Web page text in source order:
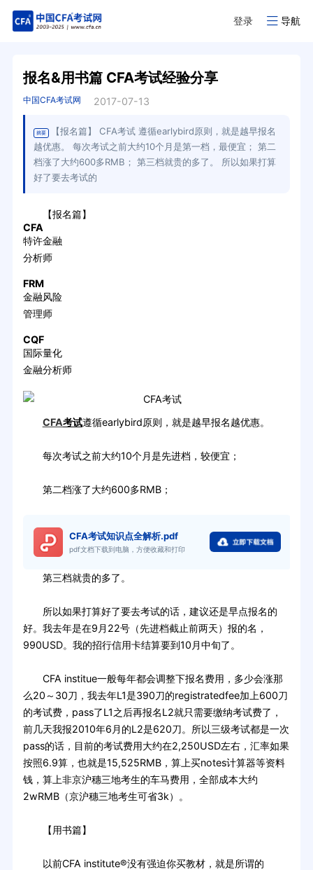
登录 导航
报名&用书篇 CFA考试经验分享
中国CFA考试网 2017-07-13
摘要
【报名篇】 CFA考试 遵循earlybird原则，就是越早报名
越优惠。 每次考试之前大约10个月是第一档，最便宜； 第二
档涨了大约600多RMB； 第三档就贵的多了。 所以如果打算
好了要去考试的
【报名篇】
CFA
特许金融
分析师
FRM
金融风险
管理师
CQF
国际量化
金融分析师
CFA考试遵循earlybird原则，就是越早报名越优惠。
每次考试之前大约10个月是先进档，较便宜；
第二档涨了大约600多RMB；
CFA考试知识点全解析.pdf
pdf文档下载到电脑，方便收藏和打印
第三档就贵的多了。
所以如果打算好了要去考试的话，建议还是早点报名的
好。我去年是在9月22号（先进档截止前两天）报的名，
990USD。我的招行信用卡结算要到10月中旬了。
CFA institue一般每年都会调整下报名费用，多少会涨那
么20～30刀，我去年L1是390刀的registratedfee加上600刀
的考试费，pass了L1之后再报名L2就只需要缴纳考试费了，
前几天我报2010年6月的L2是620刀。所以三级考试都是一次
pass的话，目前的考试费用大约在2,250USD左右，汇率如果
按照6.9算，也就是15,525RMB，算上买notes计算器等资料
钱，算上非京沪穗三地考生的车马费用，全部成本大约
2wRMB（京沪穗三地考生可省3k）。
【用书篇】
以前CFA institute®没有强迫你买教材，就是所谓的